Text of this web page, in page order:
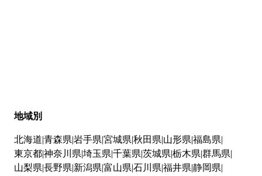
地域別
北海道 青森県 岩手県 宮城県 秋田県 山形県 福島県
東京都神奈川県 埼玉県 千葉県 茨城県 栃木県 群馬県
山梨県 長野県 新潟県 富山県 石川県 福井県 静岡県